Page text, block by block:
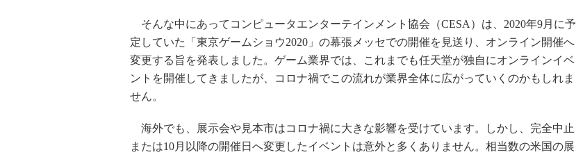
そんな中にあってコンピュータエンターテインメント協会（CESA）は、2020年9月に予
定していた「東京ゲームショウ2020」の幕張メッセでの開催を見送り、オンライン開催へ
変更する旨を発表しました。ゲーム業界では、これまでも任天堂が独自にオンラインイベ
ントを開催してきましたが、コロナ禍でこの流れが業界全体に広がっていくのかもしれま
せん。
海外でも、展示会や見本市はコロナ禍に大きな影響を受けています。しかし、完全中止
または10月以降の開催日へ変更したイベントは意外と多くありません。相当数の米国の展